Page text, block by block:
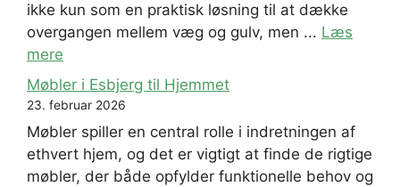
ikke kun som en praktisk løsning til at dække
overgangen mellem væg og gulv, men ... Læs
mere
Møbler i Esbjerg til Hjemmet
23. februar 2026
Møbler spiller en central rolle i indretningen af
ethvert hjem, og det er vigtigt at finde de rigtige
møbler, der både opfylder funktionelle behov og